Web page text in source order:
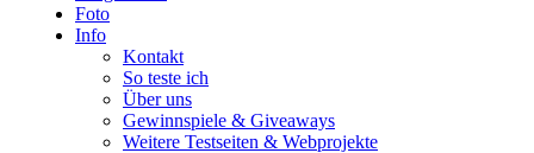
Foto
Info
Kontakt
So teste ich
Über uns
Gewinnspiele & Giveaways
Weitere Testseiten & Webprojekte